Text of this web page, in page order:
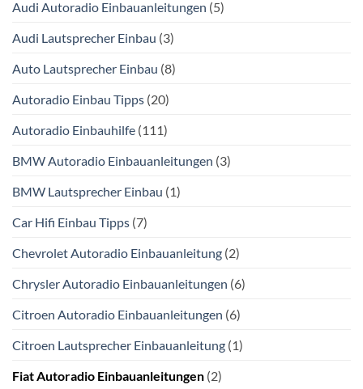
Audi Autoradio Einbauanleitungen (5)
Audi Lautsprecher Einbau (3)
Auto Lautsprecher Einbau (8)
Autoradio Einbau Tipps (20)
Autoradio Einbauhilfe (111)
BMW Autoradio Einbauanleitungen (3)
BMW Lautsprecher Einbau (1)
Car Hifi Einbau Tipps (7)
Chevrolet Autoradio Einbauanleitung (2)
Chrysler Autoradio Einbauanleitungen (6)
Citroen Autoradio Einbauanleitungen (6)
Citroen Lautsprecher Einbauanleitung (1)
Fiat Autoradio Einbauanleitungen (2)